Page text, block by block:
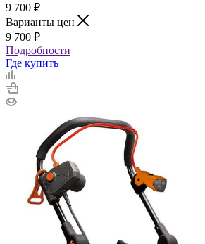
9 700 ₽
Варианты цен
9 700 ₽
Подробности
Где купить